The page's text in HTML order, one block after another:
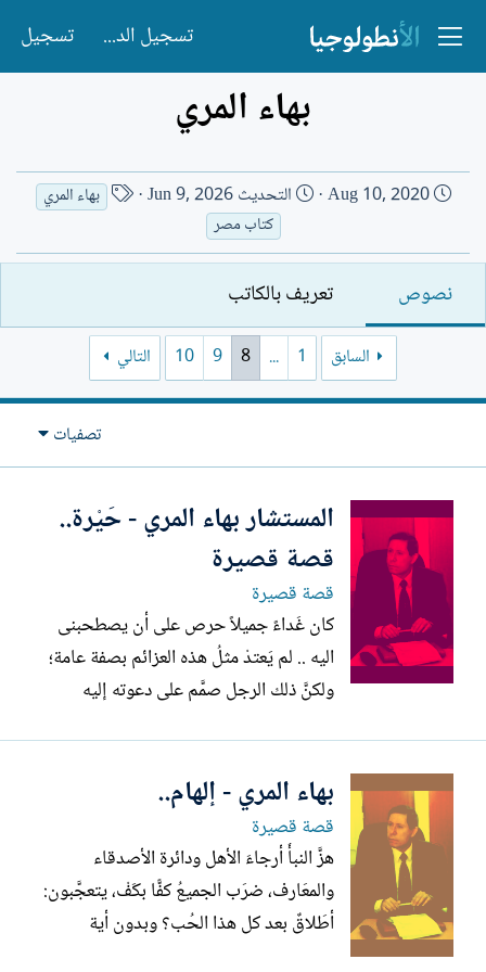
تسجيل الدخول تسجيل
بهاء المري
ت
ر
ي
خ
ا
ن
Aug 10, 2020 التحديث Jun 9, 2026
ا
م
ا
ك
ا
ت
ب
بهاء المري
كتاب مصر
نصوص تعريف بالكاتب
السابق 1
...
8
9
10 التالي
تصفيات
المستشار بهاء المري - حَيْرة..
قصة قصيرة
قصة قصيرة
كان غَداءً جميلاً حرص على أن يصطحبنى
اليه .. لم يَعتدْ مثلُ هذه العزائم بصفة عامة؛
ولكنَّ ذلك الرجل صمَّم على دعوته إليه
اليها بمناسبة العمل مثلنا ولكنه سبقنا بنحو
عامين .. اكتشفا أنهما من مركز واحد ..
اعتبر...
بهاء المري - إلهام..
قصة قصيرة
هزَّ النبأُ أرجاءَ الأهل ودائرة الأصدقاء
والمعَارف، ضرَب الجميعُ كفًّا بكَفْ، يتعجَّبون:
أطَلاقٌ بعد كل هذا الحُب؟ وبدون أية